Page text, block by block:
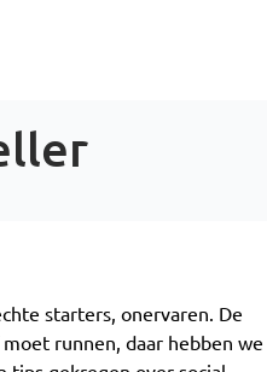
starters, onervaren. De
runnen, daar hebben we